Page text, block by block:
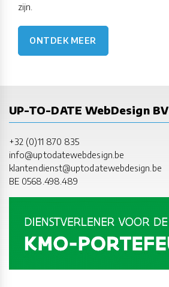
zijn.
ONTDEK MEER
UP-TO-DATE WebDesign BV
+32 (0)11 870 835
info@uptodatewebdesign.be
klantendienst@uptodatewebdesign.be
BE 0568.498.489